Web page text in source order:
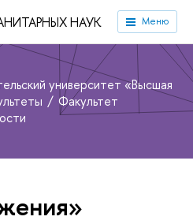
НАУК Меню
университет «Высшая
Факультет